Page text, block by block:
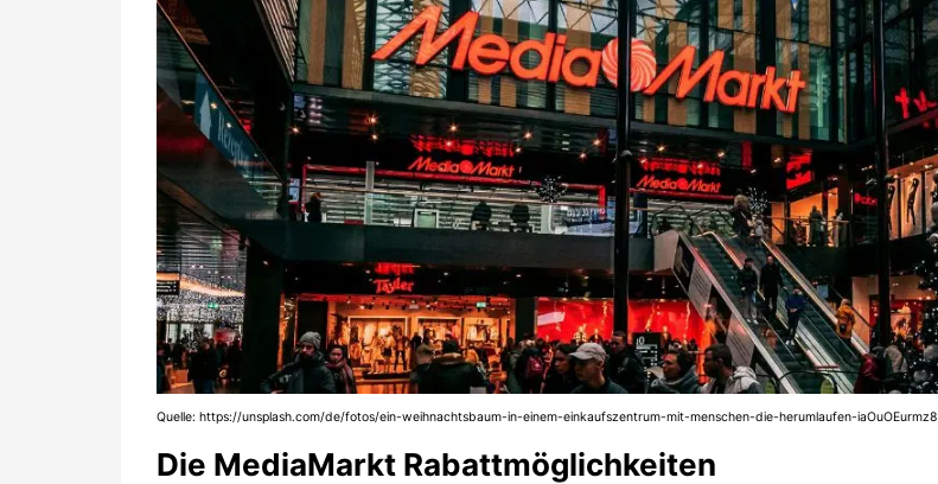
Quelle: https://unsplash.com/de/fotos/ein-weihnachtsbaum-in-einem-einkaufszentrum-mit-menschen-die-herumlaufen-iaOuOEurmz8
Die MediaMarkt Rabattmöglichkeiten